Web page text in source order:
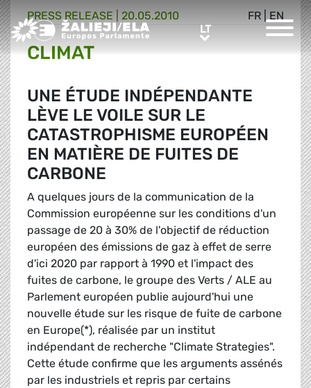
Greens/EFA Home LTLT
FR EN
PRESS RELEASE | 20.05.2010
CLIMAT
UNE ÉTUDE INDÉPENDANTE
LÈVE LE VOILE SUR LE
CATASTROPHISME EUROPÉEN
EN MATIÈRE DE FUITES DE
CARBONE
A quelques jours de la communication de la
Commission européenne sur les conditions d'un
passage de 20 à 30% de l'objectif de réduction
européen des émissions de gaz à effet de serre
d'ici 2020 par rapport à 1990 et l'impact des
fuites de carbone, le groupe des Verts / ALE au
Parlement européen publie aujourd'hui une
nouvelle étude sur les risque de fuite de carbone
en Europe(*), réalisée par un institut
indépendant de recherche "Climate Strategies".
Cette étude confirme que les arguments assénés
par les industriels et repris par certains